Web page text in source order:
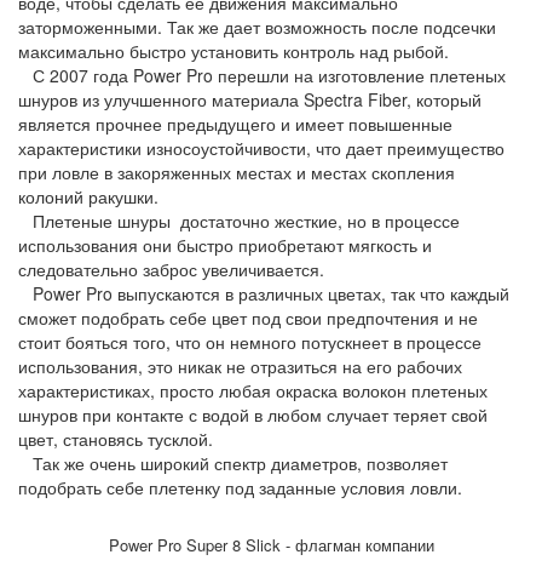
заторможенными. Так же дает возможность после подсечки
максимально быстро установить контроль над рыбой.
С 2007 года Power Pro перешли на изготовление плетеных
шнуров из улучшенного материала Spectra Fiber, который
является прочнее предыдущего и имеет повышенные
характеристики износоустойчивости, что дает преимущество
при ловле в закоряженных местах и местах скопления
колоний ракушки.
Плетеные шнуры достаточно жесткие, но в процессе
использования они быстро приобретают мягкость и
следовательно заброс увеличивается.
Power Pro выпускаются в различных цветах, так что каждый
сможет подобрать себе цвет под свои предпочтения и не
стоит бояться того, что он немного потускнеет в процессе
использования, это никак не отразиться на его рабочих
характеристиках, просто любая окраска волокон плетеных
шнуров при контакте с водой в любом случает теряет свой
цвет, становясь тусклой.
Так же очень широкий спектр диаметров, позволяет
подобрать себе плетенку под заданные условия ловли.
Power Pro Super 8 Slick - флагман компании